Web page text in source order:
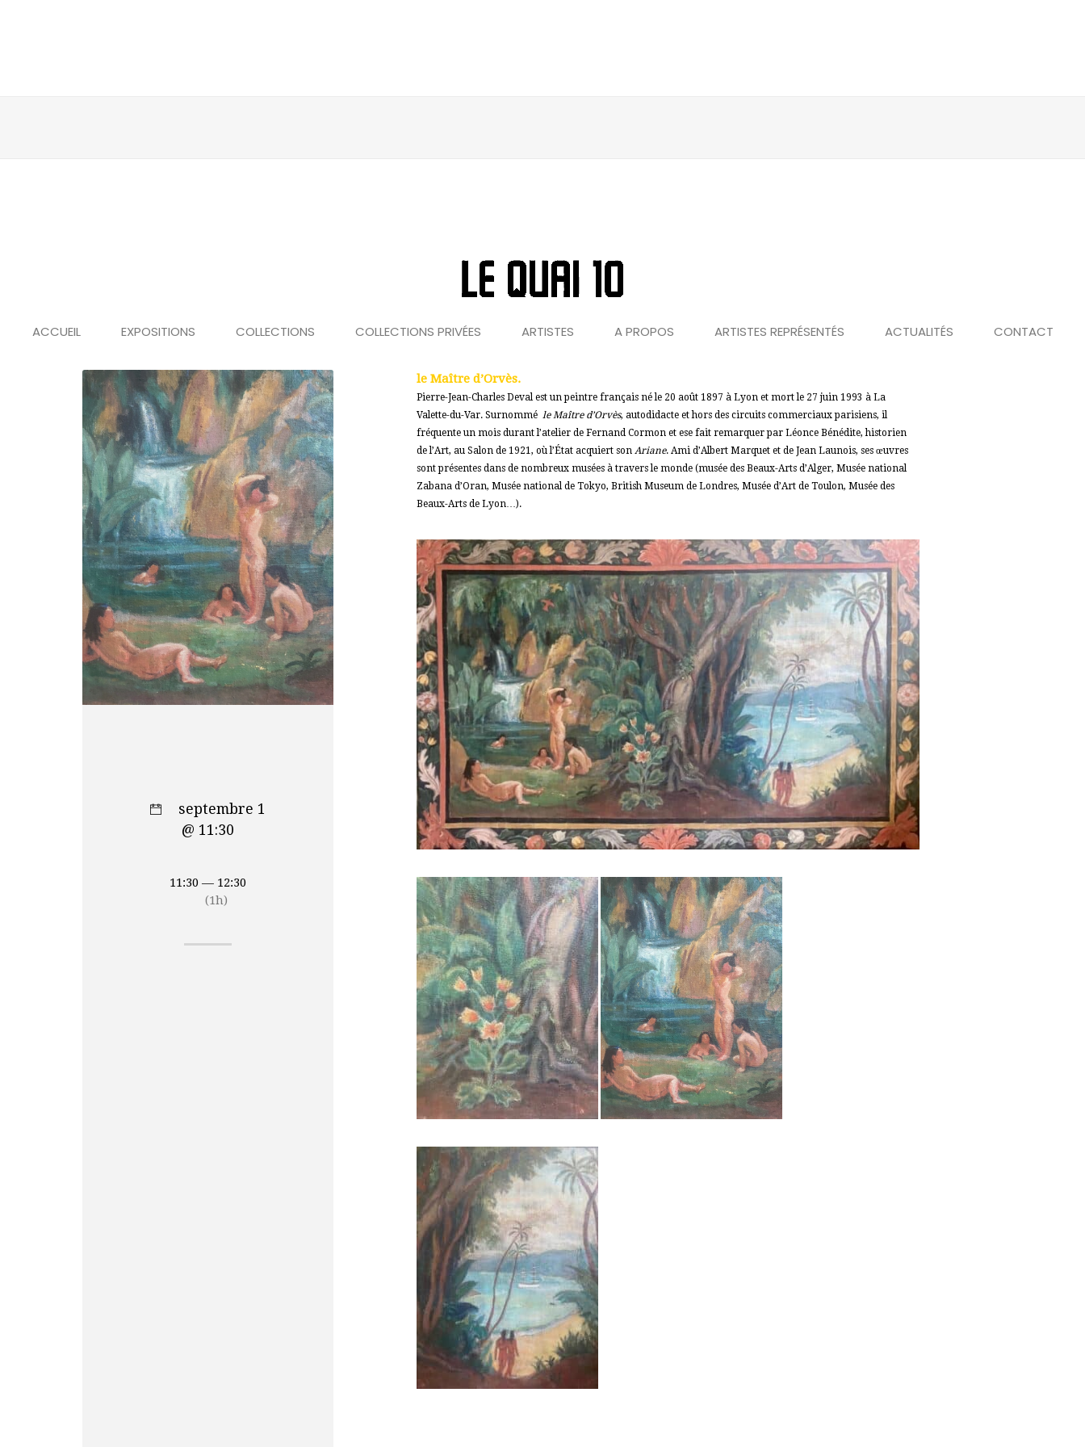
ACCUEIL EXPOSITIONS COLLECTIONS COLLECTIONS PRIVÉES ARTISTES A PROPOS ARTISTES REPRÉSENTÉS ACTUALITÉS CONTACT
le Maître d’Orvès.
Pierre-Jean-Charles Deval est un peintre français né le 20 août 1897 à Lyon et mort le 27 juin 1993 à La
Valette-du-Var. Surnommé le Maître d’Orvès, autodidacte et hors des circuits commerciaux parisiens, il
fréquente un mois durant l’atelier de Fernand Cormon et ese fait remarquer par Léonce Bénédite, historien
de l’Art, au Salon de 1921, où l’État acquiert son Ariane. Ami d’Albert Marquet et de Jean Launois, ses œuvres
sont présentes dans de nombreux musées à travers le monde (musée des Beaux-Arts d’Alger, Musée national
Zabana d’Oran, Musée national de Tokyo, British Museum de Londres, Musée d’Art de Toulon, Musée des
Beaux-Arts de Lyon…).
septembre 1
@ 11:30
11:30 — 12:30
(1h)